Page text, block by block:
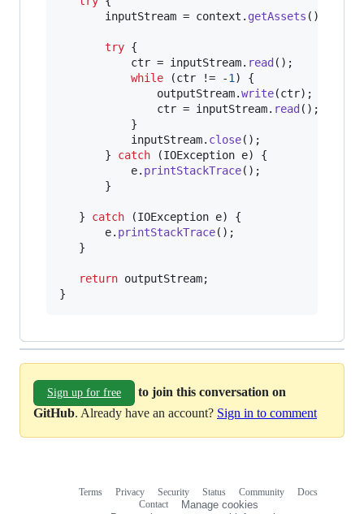
inputStream = context . getAssets ().
try {
ctr = inputStream. read ();
while (ctr != -1 ) {
outputStream.write(ctr);
ctr = inputStream. read ();
           }
inputStream. close();
       }
catch (IOException e) {
e. printStackTrace();
       }
   }
catch (IOException e) {
e. printStackTrace();
   }
return outputStream;
}
Sign up for free
to join this conversation on
GitHub. Already have an account? Sign in to comment
Terms Privacy Security Status Community
Docs
Contact
Manage cookies